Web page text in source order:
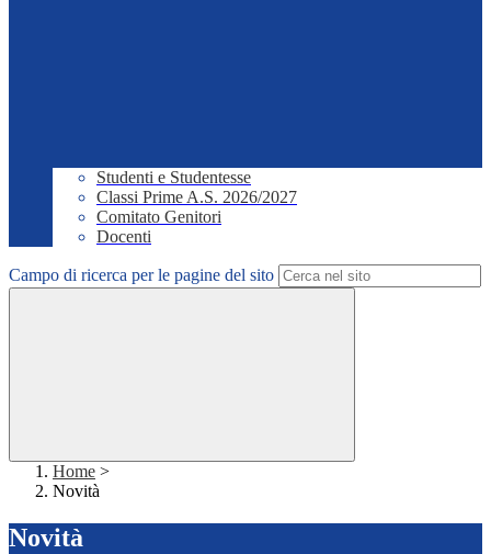
Studenti e Studentesse
Classi Prime A.S. 2026/2027
Comitato Genitori
Docenti
Campo di ricerca per le pagine del sito
Home >
Novità
Novità